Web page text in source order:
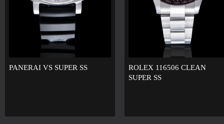
PANERAI VS SUPER SS
ROLEX 116506 CLEAN
SUPER SS